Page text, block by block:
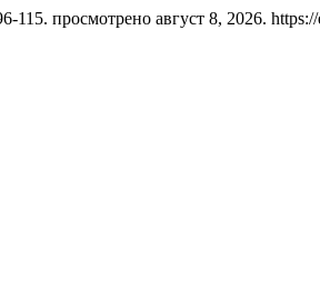
115. просмотрено август 8, 2026.